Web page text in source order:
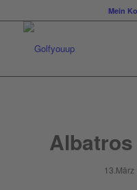
Mein
13.März